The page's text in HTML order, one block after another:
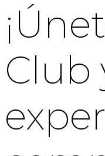
Club